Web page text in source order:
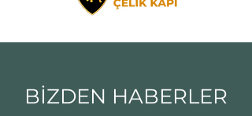
BİZDEN HABERLER